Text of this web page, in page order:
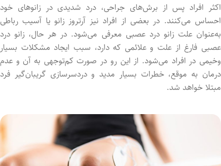
اکثر افراد پس از برش‌های جراحی، درد شدیدی در زانوهای خود
احساس می‌کنند. در بعضی از افراد نیز آرتروز زانو یا آسیب رباطی
به‌عنوان علت زانو درد عصبی معرفی می‌شود. در هر حال، زانو درد
عصبی فارغ از علت و علائمی که دارد، سبب ایجاد مشکلات بسیار
وخیمی در افراد می‌شود. از این رو در صورت کم‌توجهی به آن و عدم
درمان به موقع، خطرات بسیار مدید و دردسرسازی گریبان‌گیر فرد
مبتلا خواهد شد.